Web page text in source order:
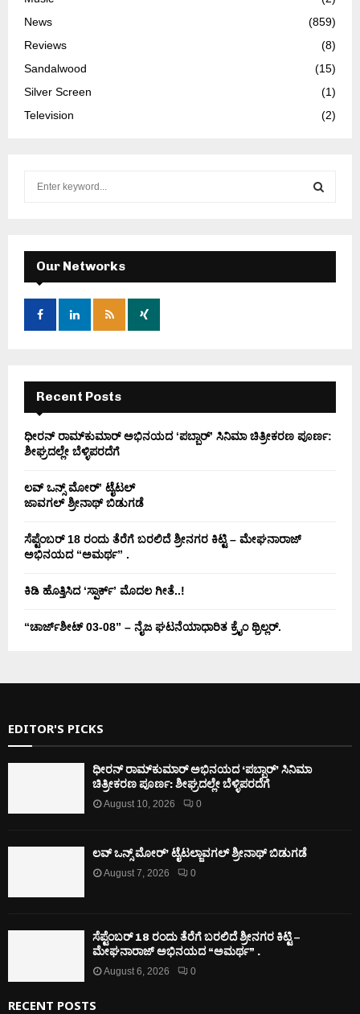
News
(859)
Reviews
(8)
Sandalwood
(15)
Silver Screen
(1)
Television
(2)
f
o
:
E
A
H
Our Networks
Recent Posts
ಧೀರನ್ ರಾಮ್‌ಕುಮಾರ್ ಅಭಿನಯದ ‘ಪಬ್ಬಾರ್’ ಸಿನಿಮಾ ಚಿತ್ರೀಕರಣ ಪೂರ್ಣ:
ಶೀಘ್ರದಲ್ಲೇ ಬೆಳ್ಳಿಪರದೆಗೆ
ಲವ್ ಒನ್ಸ್ ಮೋರ್’ ಟೈಟಲ್
ಜಾವಗಲ್ ಶ್ರೀನಾಥ್ ಬಿಡುಗಡೆ
ಸೆಪ್ಟೆಂಬರ್ 18 ರಂದು ತೆರೆಗೆ ಬರಲಿದೆ ಶ್ರೀನಗರ ಕಿಟ್ಟಿ – ಮೇಘನಾರಾಜ್
ಅಭಿನಯದ “ಅಮರ್ಥ” .
ಕಿಡಿ‌‌ ಹೊತ್ತಿಸಿದ ‘ಸ್ಪಾರ್ಕ್’ ಮೊದಲ‌ ಗೀತೆ..!
“ಚಾರ್ಜ್‌ಶೀಟ್ 03-08” – ನೈಜ ಘಟನೆಯಾಧಾರಿತ ಕ್ರೈಂ ಥ್ರಿಲ್ಲರ್.
EDITOR'S PICKS
ಧೀರನ್ ರಾಮ್‌ಕುಮಾರ್ ಅಭಿನಯದ ‘ಪಬ್ಬಾರ್’ ಸಿನಿಮಾ
ಚಿತ್ರೀಕರಣ ಪೂರ್ಣ: ಶೀಘ್ರದಲ್ಲೇ ಬೆಳ್ಳಿಪರದೆಗೆ
August 10, 2026 0
ಲವ್ ಒನ್ಸ್ ಮೋರ್’ ಟೈಟಲ್ಜಾವಗಲ್ ಶ್ರೀನಾಥ್ ಬಿಡುಗಡೆ
August 7, 2026 0
ಸೆಪ್ಟೆಂಬರ್ 18 ರಂದು ತೆರೆಗೆ ಬರಲಿದೆ ಶ್ರೀನಗರ ಕಿಟ್ಟಿ –
ಮೇಘನಾರಾಜ್ ಅಭಿನಯದ “ಅಮರ್ಥ” .
August 6, 2026 0
RECENT POSTS